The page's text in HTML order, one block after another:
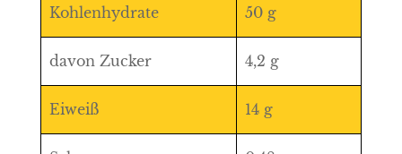
Kohlenhydrate 50 g
davon Zucker 4,2 g
Eiweiß 14 g